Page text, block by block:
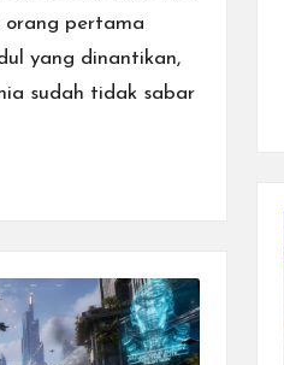
orang pertama
yang dinantikan,
sudah tidak sabar